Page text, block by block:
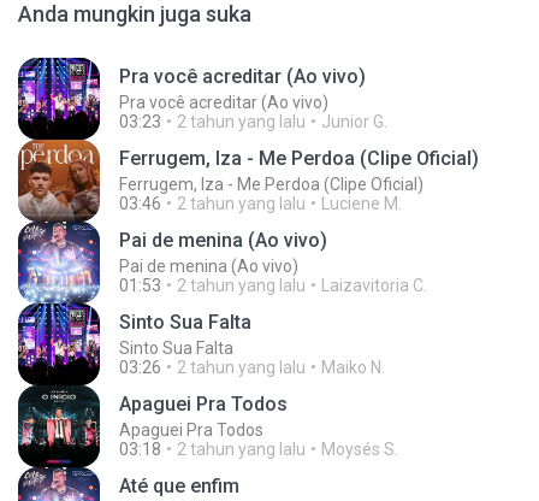
Anda mungkin juga suka
Pra você acreditar (Ao vivo)
Pra você acreditar (Ao vivo)
03:23
2 tahun yang lalu Junior G.
Ferrugem, Iza - Me Perdoa (Clipe Oficial)
Ferrugem, Iza - Me Perdoa (Clipe Oficial)
03:46
2 tahun yang lalu Luciene M.
Pai de menina (Ao vivo)
Pai de menina (Ao vivo)
01:53
2 tahun yang lalu Laizavitoria C.
Sinto Sua Falta
Sinto Sua Falta
03:26
2 tahun yang lalu Maiko N.
Apaguei Pra Todos
Apaguei Pra Todos
03:18
2 tahun yang lalu Moysés S.
Até que enfim